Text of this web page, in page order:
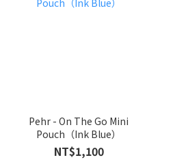
Pehr - On The Go Mini
Pouch（Ink Blue）
NT$1,100